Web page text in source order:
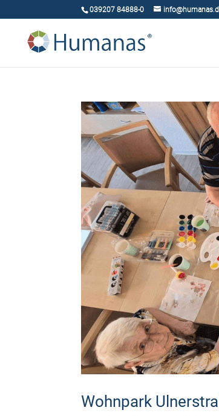
039207 84888-0
Wohnpark